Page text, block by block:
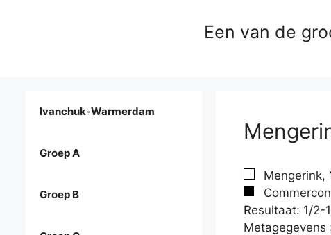
Een van de
Mengerink,
Resultaat: 1/2-
Metagegevens
Ivanchuk-Warmerdam
Groep A
Groep B